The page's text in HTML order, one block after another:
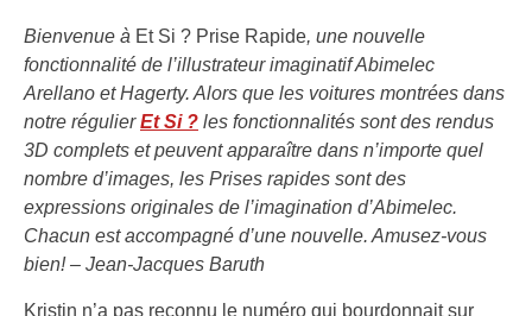
Bienvenue à Et Si ? Prise Rapide, une nouvelle
fonctionnalité de l’illustrateur imaginatif Abimelec
Arellano et Hagerty. Alors que les voitures montrées dans
notre régulierEt Si ? les fonctionnalités sont des rendus
3D complets et peuvent apparaître dans n’importe quel
nombre d’images, les Prises rapides sont des
expressions originales de l’imagination d’Abimelec.
Chacun est accompagné d’une nouvelle. Amusez-vous
bien! – Jean-Jacques Baruth
Kristin n’a pas reconnu le numéro qui bourdonnait sur